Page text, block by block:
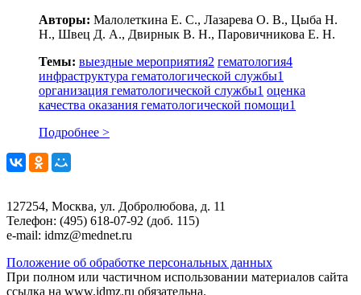
Авторы: Малолеткина Е. С., Лазарева О. В., Цыба Н.
Н., Швец Д. А., Двирнык В. Н., Паровичникова Е. Н.
Темы: выездные мероприятия2 гематология4
инфраструктура гематологической службы1
организация гематологической службы1 оценка
качества оказания гематологической помощи1
Подробнее >
127254, Москва, ул. Добролюбова, д. 11
Телефон: (495) 618-07-92 (доб. 115)
e-mail: idmz@mednet.ru
Положение об обработке персональных данных
При полном или частичном использовании материалов сайта
ссылка на www.idmz.ru обязательна.